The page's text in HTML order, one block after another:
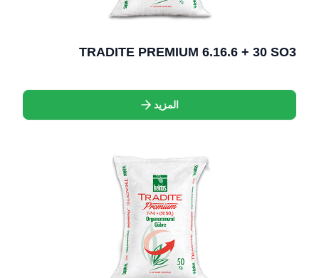
TRADITE PREMIUM 6.16.6 + 30 SO3
المزيد